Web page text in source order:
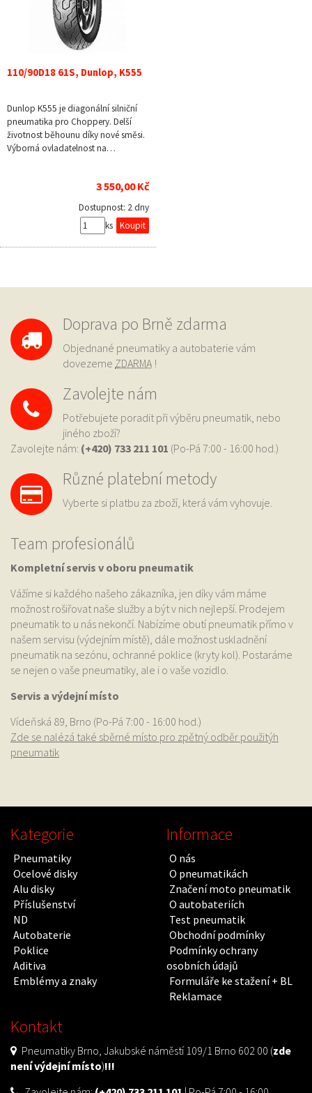
110/90D18 61S, Dunlop, K555
Dunlop K555 je diagonální silniční
pneumatika pro Choppery. Delší
životnost běhounu díky nové směsi.
Výborná ovladatelnost na…
3 550,00 Kč
Dostupnost: 2 dny
ks
Doprava po Brně zdarma
Objednané pneumatiky a autobaterie vám
dovezeme ZDARMA !
Zavolejte nám
Potřebujete poradit při výběru pneumatik, nebo
jiného zboží?
Zavolejte nám: (+420) 733 211 101 (Po-Pá 7:00 - 16:00 hod.)
Různé platební metody
Vyberte si platbu za zboží, která vám vyhovuje.
Team profesionálů
Kompletní servis v oboru pneumatik
Vážíme si každého našeho zákazníka, jen díky vám máme
možnost rošiřovat naše služby a být v nich nejlepší. Prodejem
pneumatik to u nás nekončí. Nabízíme obutí pneumatik přímo v
našem servisu (výdejním místě), dále možnost uskladnění
pneumatik na sezónu, ochranné poklice (kryty kol). Postaráme
se nejen o vaše pneumatiky, ale i o vaše vozidlo.
Servis a výdejní místo
Vídeňská 89, Brno (Po-Pá 7:00 - 16:00 hod.)
Zde se nalézá také sběrné místo pro zpětný odběr použitýh
pneumatik
Kategorie
Pneumatiky
Ocelové disky
Alu disky
Příslušenství
ND
Autobaterie
Poklice
Aditiva
Emblémy a znaky
Informace
O nás
O pneumatikách
Značení moto pneumatik
O autobateriích
Test pneumatik
Obchodní podmínky
Podmínky ochrany
osobních údajů
Formuláře ke stažení + BL
Reklamace
Kontakt
Pneumatiky Brno, Jakubské náměstí 109/1 Brno 602 00 (zde
není výdejní místo)!!!